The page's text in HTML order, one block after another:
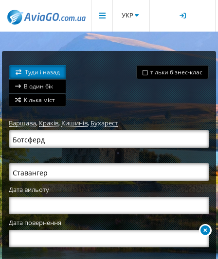
УКР
Туди і назад
В один бік
Кілька міст
тільки бізнес-клас
Варшава,Краків,Кишинів,Бухарест
Дата вильоту
Дата повернення